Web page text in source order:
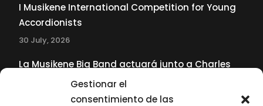
Gestionar el
consentimiento de las
I Musikene International Competition for Young
Accordionists
30 July, 2026
La Musikene Big Band actuará junto a Charles
Tolliver en el 61 Jazzaldia